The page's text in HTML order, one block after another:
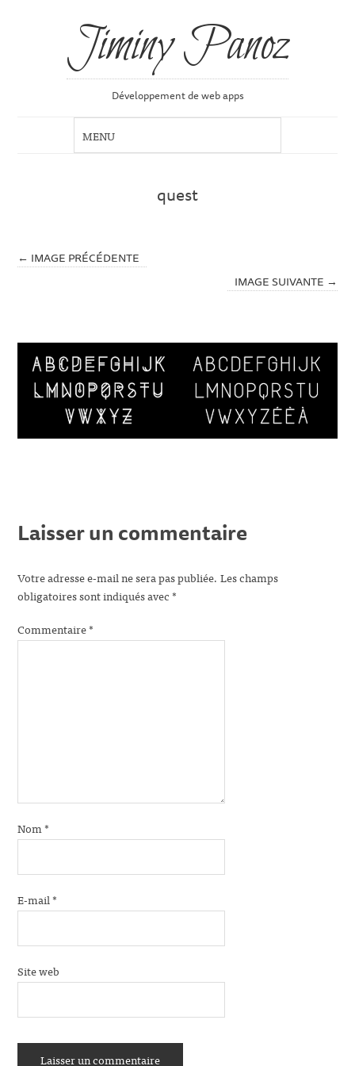
Jiminy Panoz
Développement de web apps
quest
← IMAGE PRÉCÉDENTE
IMAGE SUIVANTE →
Laisser un commentaire
Votre adresse e-mail ne sera pas publiée. Les champs
obligatoires sont indiqués avec*
Commentaire*
Nom*
E-mail*
Site web